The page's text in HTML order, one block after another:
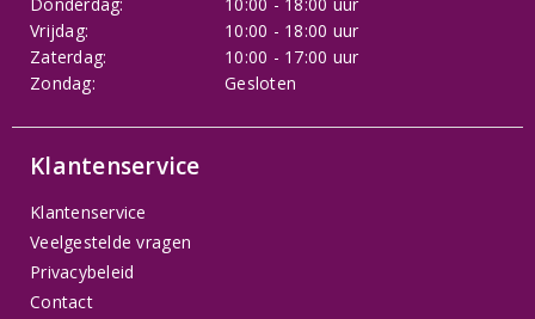
Vrijdag:
10:00 - 18:00 uur
Zaterdag:
10:00 - 17:00 uur
Zondag:
Gesloten
Klantenservice
Klantenservice
Veelgestelde vragen
Privacybeleid
Contact